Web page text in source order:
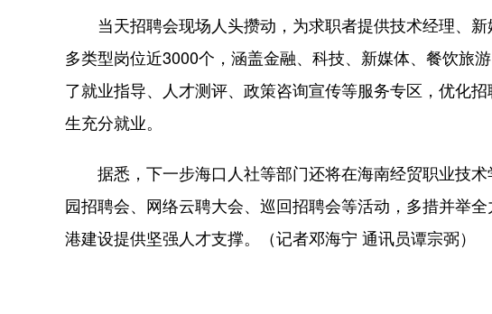
当天招聘会现场人头攒动，为求职者提供技术经理、新
多类型岗位近3000个，涵盖金融、科技、新媒体、餐饮旅
了就业指导、人才测评、政策咨询宣传等服务专区，优化
生充分就业。
据悉，下一步海口人社等部门还将在海南经贸职业技术
园招聘会、网络云聘大会、巡回招聘会等活动，多措并举
港建设提供坚强人才支撑。（记者邓海宁 通讯员谭宗弼）